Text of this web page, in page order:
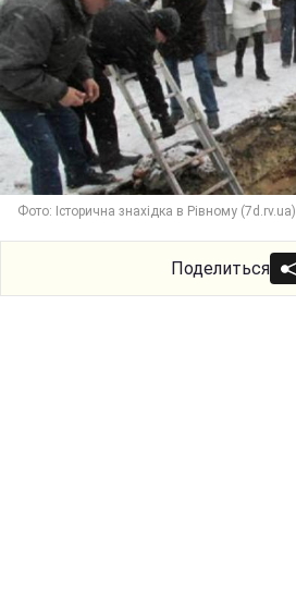
Фото: Історична знахідка в Рівному (7d.rv.ua)
Поделиться